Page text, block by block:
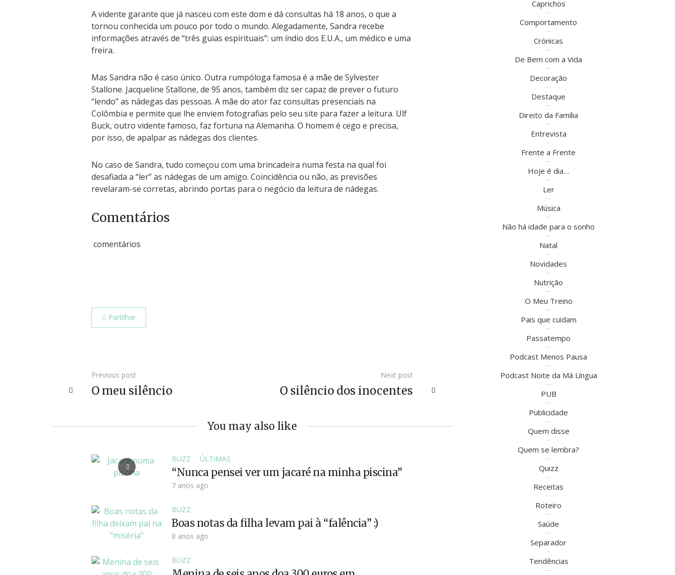
A vidente garante que já nasceu com este dom e dá consultas há 18 anos, o que a
tornou conhecida um pouco por todo o mundo. Alegadamente, Sandra recebe
informações através de “três guias espirituais”: um índio dos E.U.A., um médico e uma
freira.
Mas Sandra não é caso único. Outra rumpóloga famosa é a mãe de Sylvester
Stallone. Jacqueline Stallone, de 95 anos, também diz ser capaz de prever o futuro
“lendo” as nádegas das pessoas. A mãe do ator faz consultas presenciais na
Colômbia e permite que lhe enviem fotografias pelo seu site para fazer a leitura. Ulf
Buck, outro vidente famoso, faz fortuna na Alemanha. O homem é cego e precisa,
por isso, de apalpar as nádegas dos clientes.
No caso de Sandra, tudo começou com uma brincadeira numa festa na qual foi
desafiada a “ler” as nádegas de um amigo. Coincidência ou não, as previsões
revelaram-se corretas, abrindo portas para o negócio da leitura de nádegas.
Comentários
comentários
Partilhar
Previous post
O meu silêncio
Next post
O silêncio dos inocentes
You may also like
BUZZ ÚLTIMAS
“Nunca pensei ver um jacaré na minha piscina”
7 anos ago
BUZZ
Boas notas da filha levam pai à “falência” :)
8 anos ago
BUZZ
Caprichos
Comportamento
Crónicas
De Bem com a Vida
Decoração
Destaque
Direito da Família
Entrevista
Frente a Frente
Hoje é dia…
Ler
Música
Não há idade para o sonho
Natal
Novidades
Nutrição
O Meu Treino
Pais que cuidam
Passatempo
Podcast Menos Pausa
Podcast Noite da Má Língua
PUB
Publicidade
Quem disse
Quem se lembra?
Quizz
Receitas
Roteiro
Saúde
Separador
Tendências